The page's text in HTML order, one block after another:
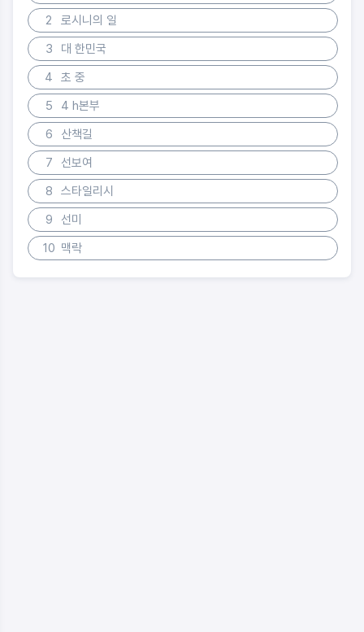
2
로시니의 일
3
대 한민국
4
초 중
5
4 h본부
6
산책길
7
선보여
8
스타일리시
9
선미
10 맥락